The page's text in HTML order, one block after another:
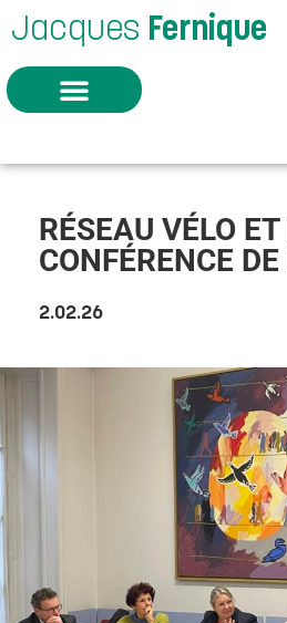
Jacques Fernique
RÉSEAU VÉLO
CONFÉRENCE
2.02.26